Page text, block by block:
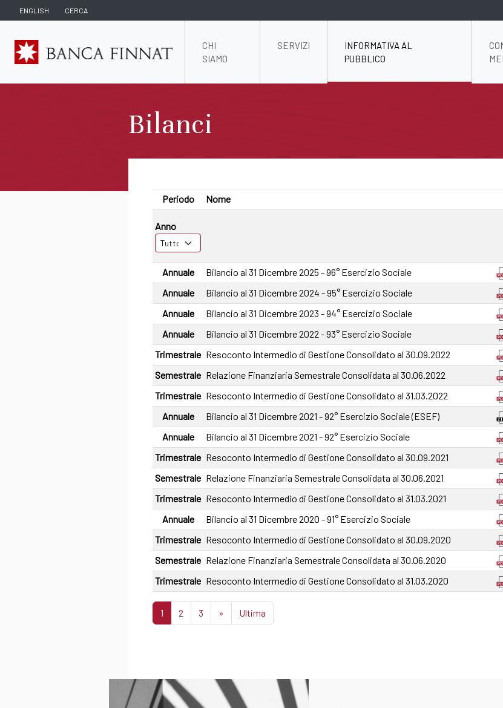
ENGLISH CERCA
CHI
SIAMO
SERVIZI
INFORMATIVA AL
PUBBLICO
Bilanci
Periodo Nome
Anno
Annuale
Bilancio al 31 Dicembre 2025 - 96° Esercizio Sociale
Annuale
Bilancio al 31 Dicembre 2024 - 95° Esercizio Sociale
Annuale
Bilancio al 31 Dicembre 2023 - 94° Esercizio Sociale
Annuale
Bilancio al 31 Dicembre 2022 - 93° Esercizio Sociale
Trimestrale Resoconto Intermedio di Gestione Consolidato al 30.09.2022
Semestrale Relazione Finanziaria Semestrale Consolidata al 30.06.2022
Trimestrale Resoconto Intermedio di Gestione Consolidato al 31.03.2022
Annuale
Bilancio al 31 Dicembre 2021 - 92° Esercizio Sociale (ESEF)
Annuale
Bilancio al 31 Dicembre 2021 - 92° Esercizio Sociale
Trimestrale Resoconto Intermedio di Gestione Consolidato al 30.09.2021
Semestrale Relazione Finanziaria Semestrale Consolidata al 30.06.2021
Trimestrale Resoconto Intermedio di Gestione Consolidato al 31.03.2021
Annuale
Bilancio al 31 Dicembre 2020 - 91° Esercizio Sociale
Trimestrale Resoconto Intermedio di Gestione Consolidato al 30.09.2020
Semestrale Relazione Finanziaria Semestrale Consolidata al 30.06.2020
Trimestrale Resoconto Intermedio di Gestione Consolidato al 31.03.2020
1 2 3 » Ultima